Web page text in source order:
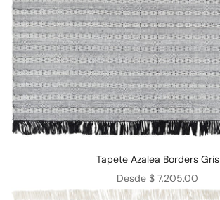
Tapete Azalea Borders Gris
Precio de oferta
Desde $ 7,205.00